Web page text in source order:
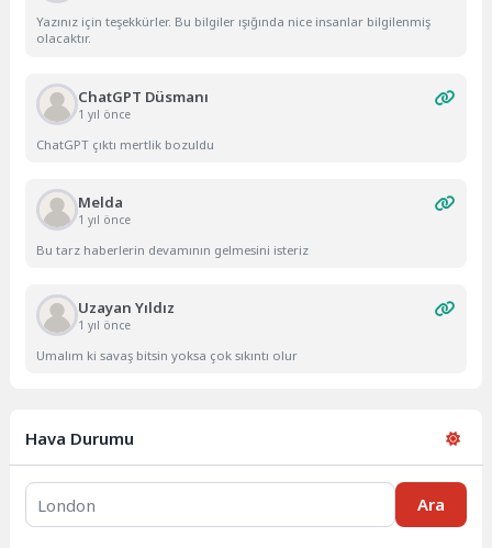
Yazınız için teşekkürler. Bu bilgiler ışığında nice insanlar bilgilenmiş
olacaktır.
ChatGPT Düsmanı
1 yıl önce
ChatGPT çıktı mertlik bozuldu
Melda
1 yıl önce
Bu tarz haberlerin devamının gelmesini isteriz
Uzayan Yıldız
1 yıl önce
Umalım ki savaş bitsin yoksa çok sıkıntı olur
Hava Durumu
Ara